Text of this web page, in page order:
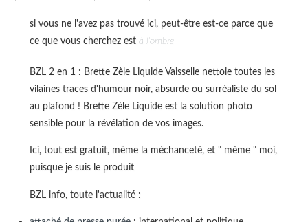
si vous ne l'avez pas trouvé ici, peut-être est-ce parce que
ce que vous cherchez est à l'ombre
BZL 2 en 1 : Brette Zèle Liquide Vaisselle nettoie toutes les
vilaines traces d'humour noir, absurde ou surréaliste du sol
au plafond ! Brette Zèle Liquide est la solution photo
sensible pour la révélation de vos images.
Ici, tout est gratuit, même la méchanceté, et " mème " moi,
puisque je suis le produit
BZL info, toute l'actualité :